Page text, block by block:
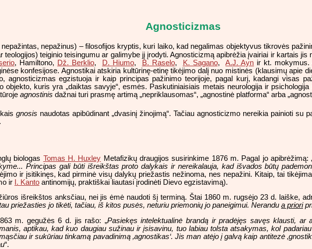
Agnosticizmas
nepažintas, nepažinus) – filosofijos kryptis, kuri laiko, kad negalimas objektyvus tikrovės
teiginio teisingumu ar galimybe jį įrodyti. Agnosticizmą apibrėžia įvairiai ir kartais
, Hamiltono, Dž. Berklio, D. Hiumo, B. Raselo, K. Sagano,A.J. Ayn ir kt. mokymus.
konfesijose. Agnostikai atskiria kultūrinę-etinę tikėjimo dalį nuo mistinės (klausimų apie
agnosticizmas egzistuoja ir kaip principas pažinimo teorijoje, pagal kurį, kadangi visas
objekto, kuris yra „daiktas savyje“, esmės. Paskutiniaisiais metais neurologija ir
agnostinis dažnai turi prasmę artimą „nepriklausomas“, „agnostinė platforma“ arba
gnosis naudotas apibūdinant „dvasinį žinojimą“. Tačiau agnosticizmo nereikia painioti su
biologas Tomas H. Huxley Metafizikų draugijos susirinkime 1876 m. Pagal jo apibrėžimą:
Principas gali būti išreikštas proto dalykais ir nereikalauja, kad išvados būtų
ir įsitikinęs, kad pirminė visų dalykų priežastis nežinoma, nes nepažini. Kitaip, tai
ir I. Kanto antinomijų, praktiškai liautasi įrodinėti Dievo egzistavimą).
išreikštos anksčiau, nei jis ėmė naudoti šį terminą. Štai 1860 m. rugsėjo 23 d. laiške,
priežasties jo tikėti, tačiau, iš kitos pusės, neturiu priemonių jo paneigimui. Nerandu a priori
m. gegužės 6 d. jis rašo: „Pasiekęs intelektualinė brandą ir pradėjęs savęs klausti,
aptikau, kad kuo daugiau sužinau ir įsisavinu, tuo labiau tolsta atsakymas, kol
ir sukūriau tinkamą pavadinimą ‚agnostikas‘. Jis man atėjo į galvą kaip antitezė
“.